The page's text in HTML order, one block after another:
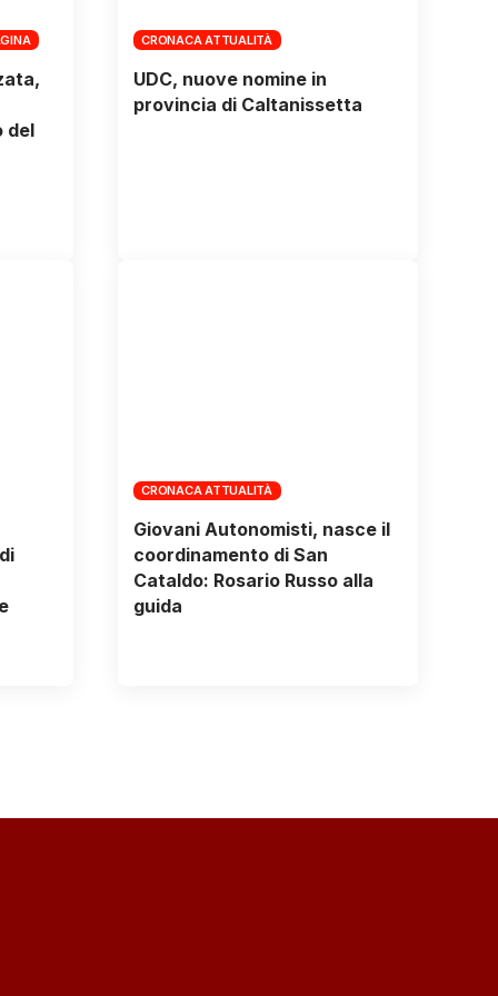
del
CRONACA ATTUALITÀ
UDC, nuove nomine in
provincia di Caltanissetta
CRONACA ATTUALITÀ
Giovani Autonomisti, nasce il
coordinamento di San
Cataldo: Rosario Russo alla
guida